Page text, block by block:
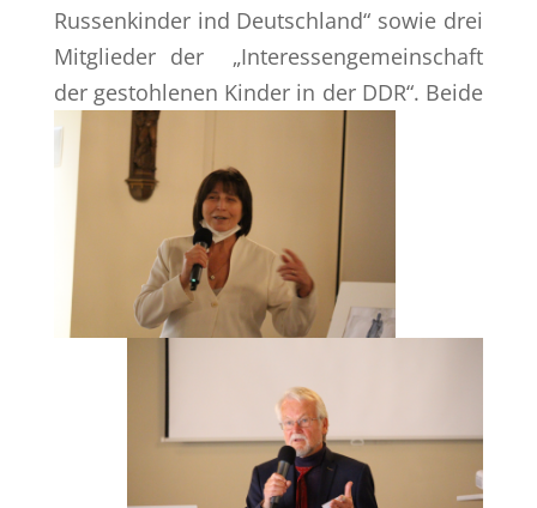
Russenkinder ind Deutschland“ sowie drei
Mitglieder der „Interessengemeinschaft
der gestohlenen Kinder in der DDR“. Beide